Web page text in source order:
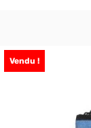
Vendu !